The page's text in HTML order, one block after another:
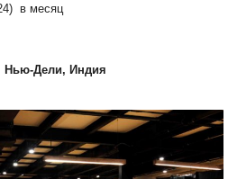
в месяц
Нью-Дели, Индия